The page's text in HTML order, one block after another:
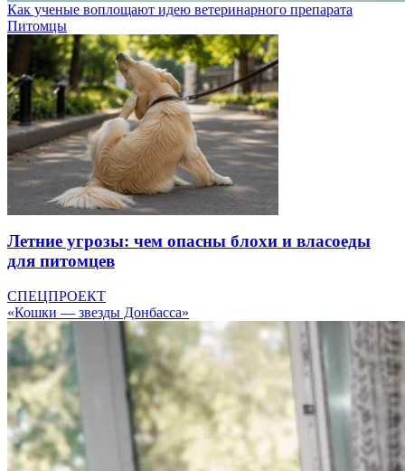
Как ученые воплощают идею ветеринарного препарата
Питомцы
Летние угрозы: чем опасны блохи и власоеды
для питомцев
СПЕЦПРОЕКТ
«Кошки — звезды Донбасса»